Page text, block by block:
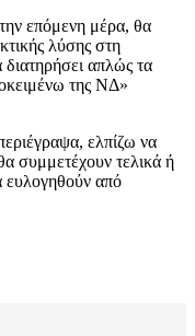
επόμενη μέρα, θα
λύσης στη
διατηρήσει απλώς τα
της ΝΔ»
ελπίζω να
συμμετέχουν τελικά ή
ευλογηθούν από